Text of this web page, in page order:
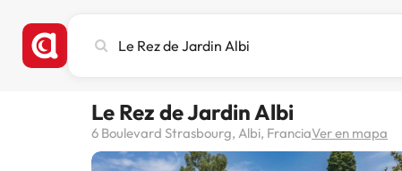
ciudad,
destino
Le Rez de Jardin Albi
6 Boulevard Strasbourg, Albi, FranciaVer en mapa